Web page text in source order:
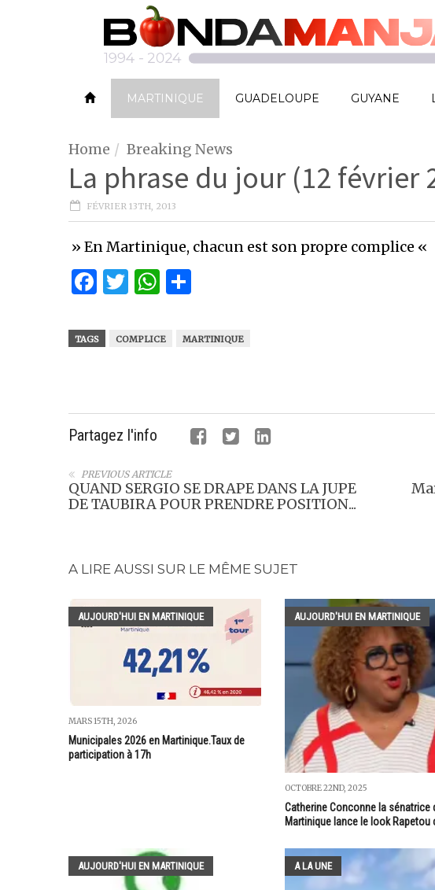
MARTINIQUE GUADELOUPE GUYANE
Home Breaking News
La phrase du jour (12 février
FÉVRIER 13TH, 2013
» En Martinique, chacun est son propre complice «
Facebook
Twitter
WhatsApp
TAGS COMPLICE MARTINIQUE
Partagez l'info
PREVIOUS ARTICLE
QUAND SERGIO SE DRAPE DANS LA JUPE
DE TAUBIRA POUR PRENDRE POSITION...
A LIRE AUSSI SUR LE MÊME SUJET
AUJOURD'HUI EN MARTINIQUE
MARS 15TH, 2026
Municipales 2026 en Martinique.Taux de
participation à 17h
AUJOURD'HUI EN MARTINIQUE
OCTOBRE 22ND, 2025
Catherine Conconne la sénatrice
Martinique lance le look Rapetou
AUJOURD'HUI EN MARTINIQUE A LA UNE